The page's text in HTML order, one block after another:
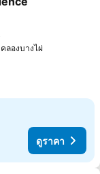
โปรด
ลองบางไผ่
ดูราคา